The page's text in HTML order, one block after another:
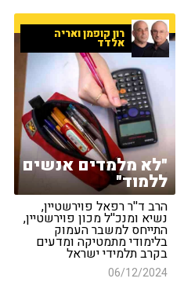
רון קופמן ואריה
אלדד
"לא מלמדים אנשים
ללמוד"
הרב ד''ר רפאל פוירשטיין,
נשיא ומנכ''ל מכון פוירשטיין,
התייחס למשבר העמוק
בלימודי מתמטיקה ומדעים
בקרב תלמידי ישראל
06/12/2024